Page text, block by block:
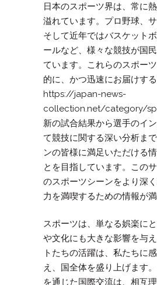
日本のスポーツ界は、常に
溢れています。プロ野球、サ
そして近年ではバスケット
ールなど、様々な競技が国
ています。これらのスポー
的に、かつ迅速にお届けする
https://japan-news-
collection.net/category/
新の試合結果から選手のイ
て競技に関する深い分析ま
ンの皆様に満足いただける
とを目指しています。この
のスポーツシーンをより深
力を満喫するための情報が満
スポーツは、単なる娯楽に
や文化にも大きな影響を与
トたちの活躍は、私たちに
え、国全体を盛り上げます
を通じた国際交流は、相互